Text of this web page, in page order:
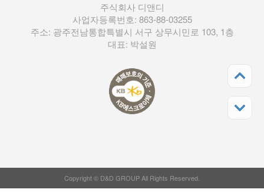
주식회사 디앤디
사업자등록번호: 863-88-03255
주소: 광주전남통합특별시 서구 상무시민로 103, 1층
대표: 박설원
Copyright © D&D GROUP All Rights Reserved.